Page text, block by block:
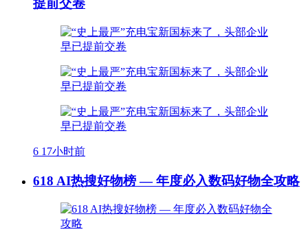
提前交卷
6 17小时前
618 AI热搜好物榜 — 年度必入数码好物全攻略